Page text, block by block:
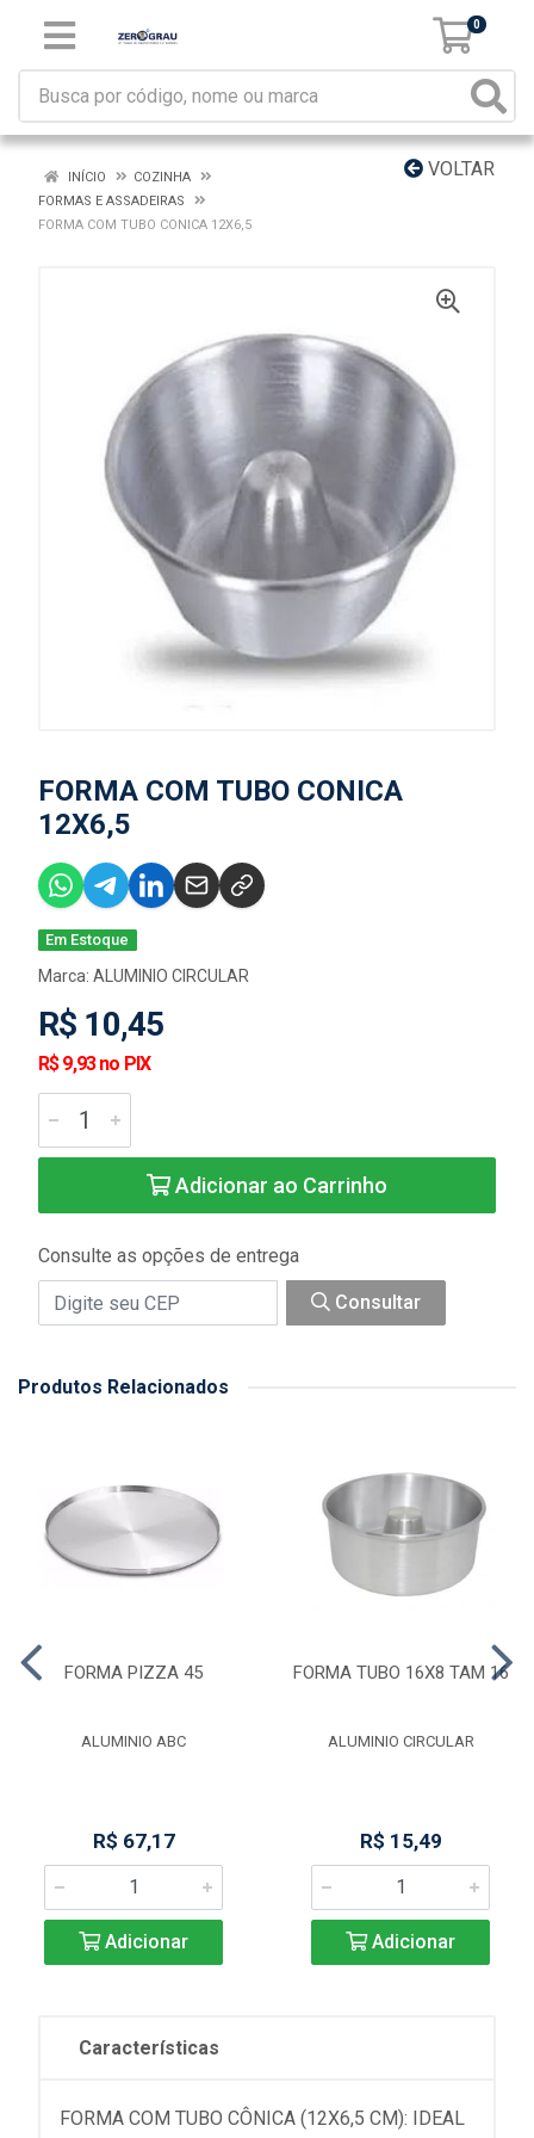
0
VOLTAR
INÍCIO
COZINHA
FORMAS E ASSADEIRAS
FORMA COM TUBO CONICA 12X6,5
FORMA COM TUBO CONICA
12X6,5
Em Estoque
Marca: ALUMINIO CIRCULAR
R$ 10,45
R$ 9,93 no PIX
Adicionar ao Carrinho
Consulte as opções de entrega
Consultar
Produtos Relacionados
FORMA PIZZA 45
ALUMINIO ABC
R$ 67,17
Adicionar
FORMA TUBO 16X8 TAM 16
ALUMINIO CIRCULAR
R$ 15,49
Adicionar
Características
FORMA COM TUBO CÔNICA (12X6,5 CM): IDEAL